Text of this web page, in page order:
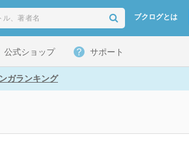
ブクログとは
公式ショップ サポート
ガランキング